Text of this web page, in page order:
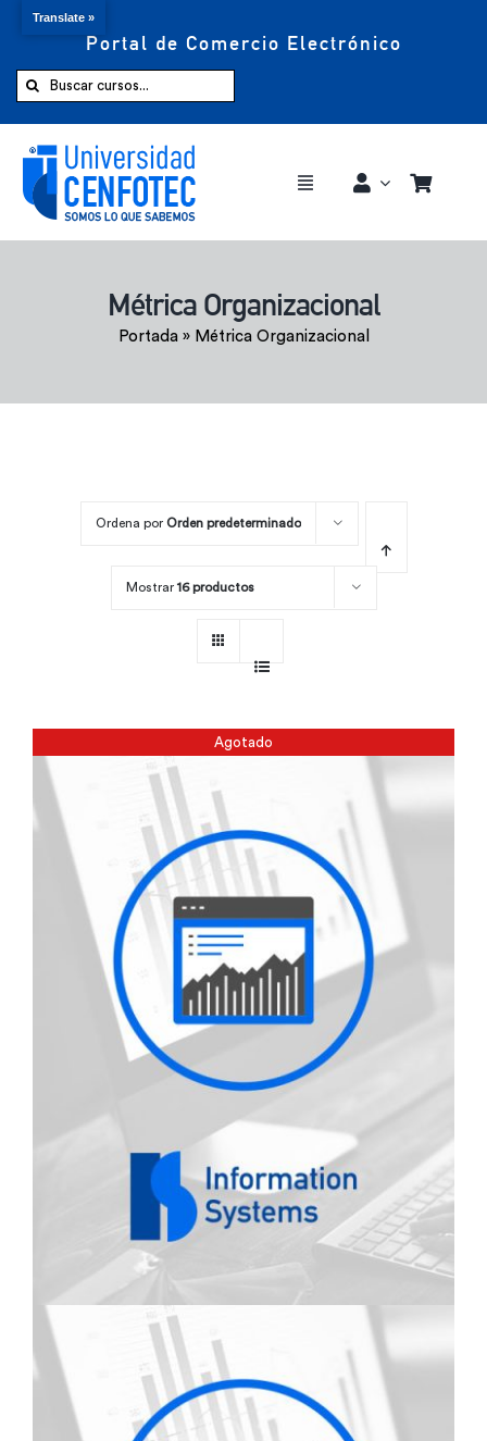
Portal de Comercio Electrónico
Buscar:
Toggle
Comprar ahora
Métrica Organizacional
Portada» Métrica Organizacional
Ordena por Orden predeterminado
Mostrar 16 productos
Agotado
Translate »